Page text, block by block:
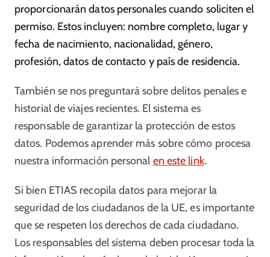
proporcionarán datos personales cuando soliciten el
permiso. Estos incluyen: nombre completo, lugar y
fecha de nacimiento, nacionalidad, género,
profesión, datos de contacto y país de residencia.
También se nos preguntará sobre delitos penales e
historial de viajes recientes. El sistema es
responsable de garantizar la protección de estos
datos. Podemos aprender más sobre cómo procesa
nuestra información personal en este link.
Si bien ETIAS recopila datos para mejorar la
seguridad de los ciudadanos de la UE, es importante
que se respeten los derechos de cada ciudadano.
Los responsables del sistema deben procesar toda la